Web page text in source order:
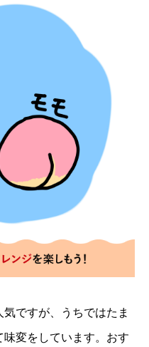
ですが、うちではたま
変をしています。おす